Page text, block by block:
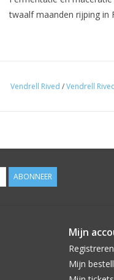
twaalf maanden rijping in
Vendrell Rived /Vendrell
ABONNEER
Mijn
Registreren
Mijn